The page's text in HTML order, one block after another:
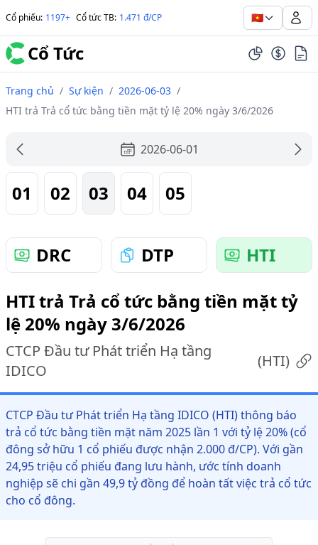
Cổ phiếu: 1197+ Cổ tức TB: 1.471 đ/CP 🇻🇳
Cổ Tức
Trang chủ / Sự kiện / 2026-06-03 /
HTI trả Trả cổ tức bằng tiền mặt tỷ lệ 20% ngày 3/6/2026
2026-06-01
01 02 03 04 05
DRC DTP
HTI
HTI trả Trả cổ tức bằng tiền mặt tỷ
lệ 20% ngày 3/6/2026
CTCP Đầu tư Phát triển Hạ tầng
IDICO
(HTI)
CTCP Đầu tư Phát triển Hạ tầng IDICO (HTI) thông báo
trả cổ tức bằng tiền mặt năm 2025 lần 1 với tỷ lệ 20% (cổ
đông sở hữu 1 cổ phiếu được nhận 2.000 đ/CP). Với gần
24,95 triệu cổ phiếu đang lưu hành, ước tính doanh
nghiệp sẽ chi gần 49,9 tỷ đồng để hoàn tất việc trả cổ tức
cho cổ đông.